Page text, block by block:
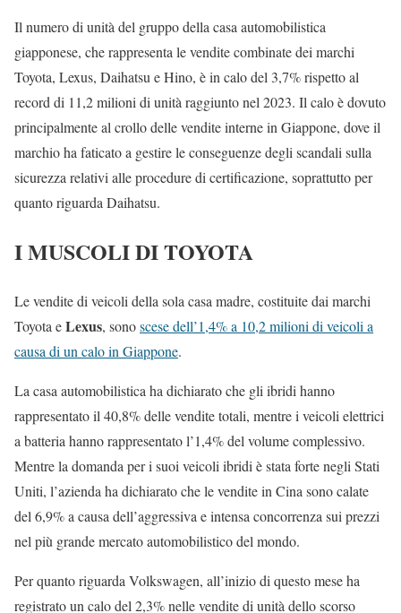
Il numero di unità del gruppo della casa automobilistica
giapponese, che rappresenta le vendite combinate dei marchi
Toyota, Lexus, Daihatsu e Hino, è in calo del 3,7% rispetto al
record di 11,2 milioni di unità raggiunto nel 2023. Il calo è dovuto
principalmente al crollo delle vendite interne in Giappone, dove il
marchio ha faticato a gestire le conseguenze degli scandali sulla
sicurezza relativi alle procedure di certificazione, soprattutto per
quanto riguarda Daihatsu.
I MUSCOLI DI TOYOTA
Le vendite di veicoli della sola casa madre, costituite dai marchi
Toyota eLexus, sonoscese dell’1,4% a 10,2 milioni di veicoli a
causa di un calo in Giappone.
La casa automobilistica ha dichiarato che gli ibridi hanno
rappresentato il 40,8% delle vendite totali, mentre i veicoli elettrici
a batteria hanno rappresentato l’1,4% del volume complessivo.
Mentre la domanda per i suoi veicoli ibridi è stata forte negli Stati
Uniti, l’azienda ha dichiarato che le vendite in Cina sono calate
del 6,9% a causa dell’aggressiva e intensa concorrenza sui prezzi
nel più grande mercato automobilistico del mondo.
Per quanto riguarda Volkswagen, all’inizio di questo mese ha
registrato un calo del 2,3% nelle vendite di unità dello scorso